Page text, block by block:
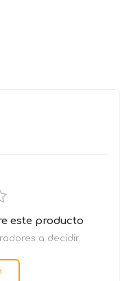
este producto
a decidir.